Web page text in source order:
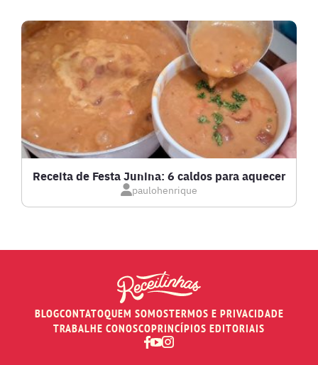
LANCHES
LASANHAS
LOW CARB
MASSAS E PASTAS
RECEITAS DE AIR FRYER
Receita de Festa Junina: 6 caldos para aquecer
paulohenrique
BLOGCONTATOQUEM SOMOSTERMOS E PRIVACIDADE
TRABALHE CONOSCOPRINCÍPIOS EDITORIAIS